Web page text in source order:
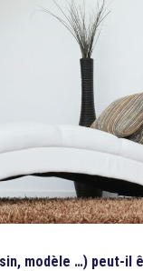
modèle …) peut-il